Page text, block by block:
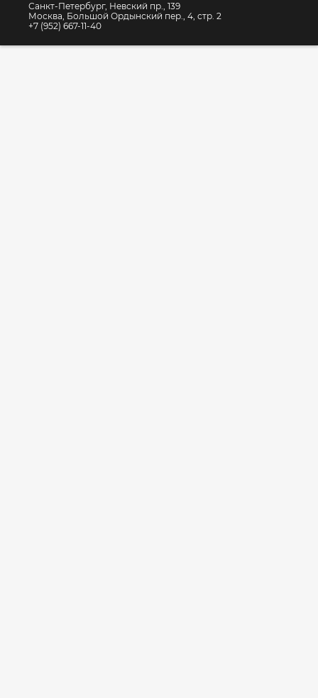
Санкт-Петербург, Невский пр., 139
Москва, Большой Ордынский пер., 4, стр. 2
+7 (952) 667-11-40